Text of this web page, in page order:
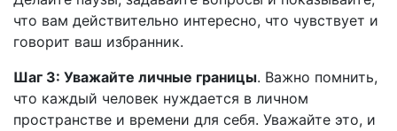
что вам действительно интересно, что чувствует и
говорит ваш избранник.
Шаг 3: Уважайте личные границы. Важно помнить,
что каждый человек нуждается в личном
пространстве и времени для себя. Уважайте это, и